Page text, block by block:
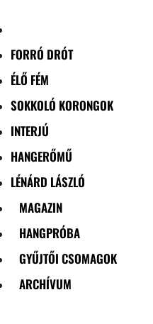
FORRÓ DRÓT
ÉLŐ FÉM
SOKKOLÓ KORONGOK
INTERJÚ
HANGERŐMŰ
LÉNÁRD LÁSZLÓ
MAGAZIN
HANGPRÓBA
GYŰJTŐI CSOMAGOK
ARCHÍVUM